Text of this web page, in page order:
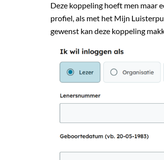
Deze koppeling hoeft men maar
profiel, als met het Mijn
gewenst kan deze koppeling